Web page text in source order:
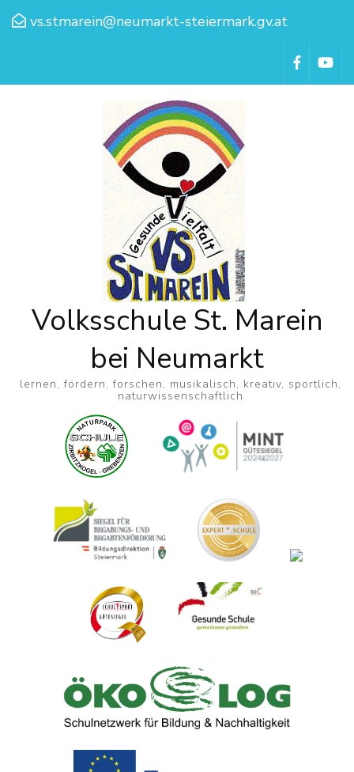
vs.stmarein@neumarkt-steiermark.gv.at
Volksschule St. Marein
bei Neumarkt
lernen, fördern, forschen, musikalisch, kreativ, sportlich,
naturwissenschaftlich